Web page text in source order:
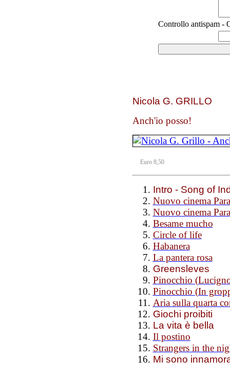
Controllo antispam -
Nicola G. GRILLO
Anch'io posso!
Euro 8,50
Intro - Song of
Nuovo cinema
Nuovo cinema
Besame mucho
Circle of life
Habanera
La pantera rosa
Greensleves
Pinocchio
Pinocchio (In
Aria sulla quarta
Giochi proibiti
La vita è bella
Il postino
Strangers in the
Mi sono